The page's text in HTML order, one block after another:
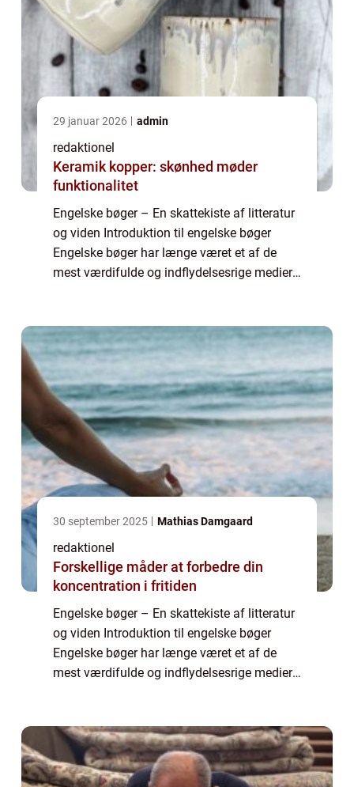
29 januar 2026 admin
redaktionel
Keramik kopper: skønhed møder
funktionalitet
Engelske bøger – En skattekiste af litteratur
og viden Introduktion til engelske bøger
Engelske bøger har længe været et af de
mest værdifulde og indflydelsesrige medier i
30 september 2025 Mathias Damgaard
redaktionel
Forskellige måder at forbedre din
koncentration i fritiden
Engelske bøger – En skattekiste af litteratur
og viden Introduktion til engelske bøger
Engelske bøger har længe været et af de
mest værdifulde og indflydelsesrige medier i